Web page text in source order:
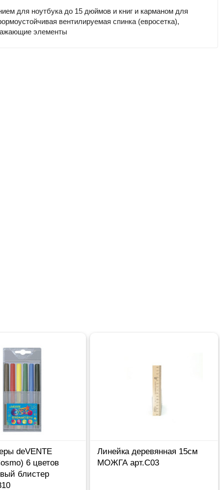
для ноутбука до 15 дюймов и книг и карманом для
вентилируемая спинка (евросетка),
элементы
deVENTE
6 цветов
блистер
Линейка деревянная 15см
МОЖГА арт.С03